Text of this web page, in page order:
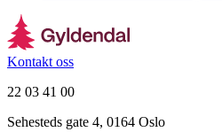
Kontakt oss
22 03 41 00
Sehesteds gate 4, 0164 Oslo